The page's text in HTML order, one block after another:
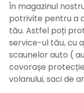
În magazinul
potrivite pentru a
tău. Astfel poți
service-ul tău, cu
scaunelor auto (
covorașe
volanului, saci de